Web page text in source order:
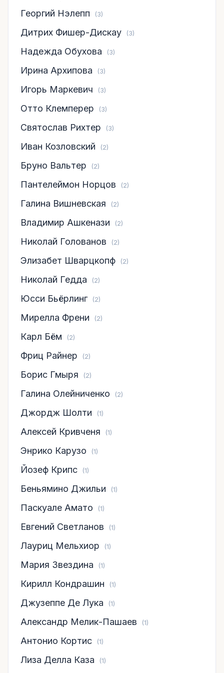
Георгий Нэлепп (3)
Дитрих Фишер-Дискау (3)
Надежда Обухова (3)
Ирина Архипова (3)
Игорь Маркевич (3)
Отто Клемперер (3)
Святослав Рихтер (3)
Иван Козловский (2)
Бруно Вальтер (2)
Пантелеймон Норцов (2)
Галина Вишневская (2)
Владимир Ашкенази (2)
Николай Голованов (2)
Элизабет Шварцкопф (2)
Николай Гедда (2)
Юсси Бьёрлинг (2)
Мирелла Френи (2)
Карл Бём (2)
Фриц Райнер (2)
Борис Гмыря (2)
Галина Олейниченко (2)
Джордж Шолти (1)
Алексей Кривченя (1)
Энрико Карузо (1)
Йозеф Крипс (1)
Беньямино Джильи (1)
Паскуале Амато (1)
Евгений Светланов (1)
Лауриц Мельхиор (1)
Мария Звездина (1)
Кирилл Кондрашин (1)
Джузеппе Де Лука (1)
Александр Мелик-Пашаев (1)
Антонио Кортис (1)
Лиза Делла Каза (1)